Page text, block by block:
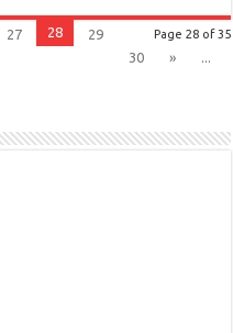
Page 28 of 35
27 28
29
30
»
...